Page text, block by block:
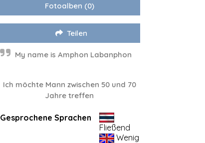
Fotoalben (0)
Teilen
My name is Amphon Labanphon
Ich möchte Mann zwischen 50 und 70
Jahre treffen
Gesprochene Sprachen
Fließend
Wenig